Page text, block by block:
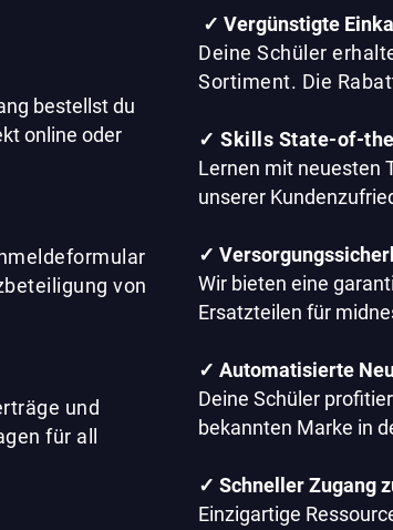
bestellst du
online oder
von
und
für all
✓ Vergünstigte
Deine Schüler
Sortiment. Die
✓ Skills State-of-
Lernen mit neuesten
unserer
✓
Wir bieten eine
Ersatzteilen für
✓ Automatisierte
Deine Schüler
bekannten Marke in
✓ Schneller Zugang
Einzigartige